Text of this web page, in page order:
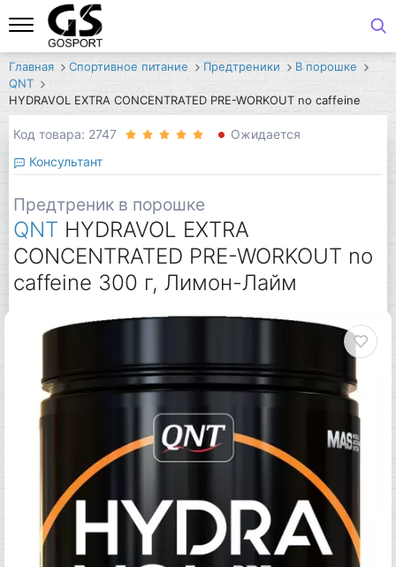
Главная Спортивное питание Предтреники
В порошке
QNT
HYDRAVOL EXTRA CONCENTRATED PRE-WORKOUT no caffeine
Код товара: 2747
Ожидается
Консультант
Предтреник в порошке
QNT HYDRAVOL EXTRA
CONCENTRATED PRE-WORKOUT no
caffeine 300 г, Лимон-Лайм